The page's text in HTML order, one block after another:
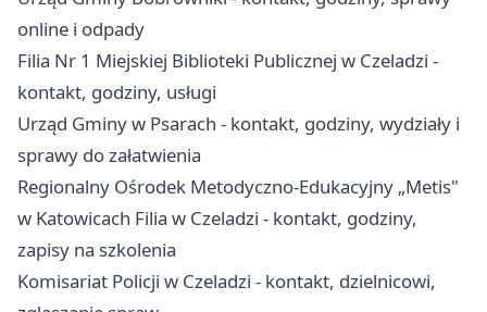
online i odpady
Filia Nr 1 Miejskiej Biblioteki Publicznej w Czeladzi -
kontakt, godziny, usługi
Urząd Gminy w Psarach - kontakt, godziny, wydziały i
sprawy do załatwienia
Regionalny Ośrodek Metodyczno-Edukacyjny „Metis"
w Katowicach Filia w Czeladzi - kontakt, godziny,
zapisy na szkolenia
Komisariat Policji w Czeladzi - kontakt, dzielnicowi,